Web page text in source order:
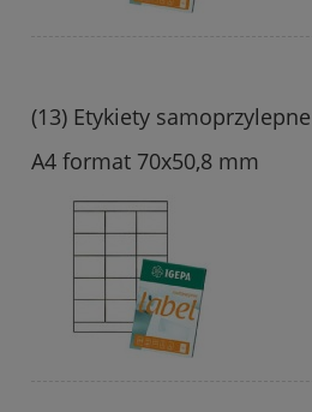
(13) Etykiety
A4 format 70x50,8 mm